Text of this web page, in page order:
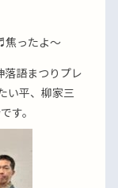
ったよ〜
落語まつりプレ
い平、柳家三
す。